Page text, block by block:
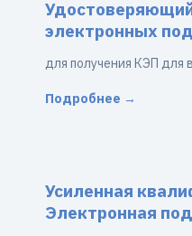
электронных
для получения КЭП для
Подробнее →
Усиленная
Электронная